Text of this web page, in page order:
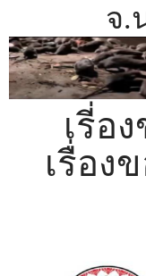
จ.
เรี่อ
เรื่อง